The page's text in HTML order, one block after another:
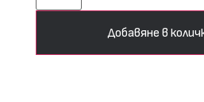
Добавяне в